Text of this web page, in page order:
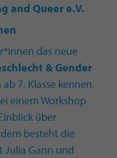
and Queer e.V.
das neue
& Gender
7. Klasse kennen.
einem Workshop
über
besteht die
Julia Gann und